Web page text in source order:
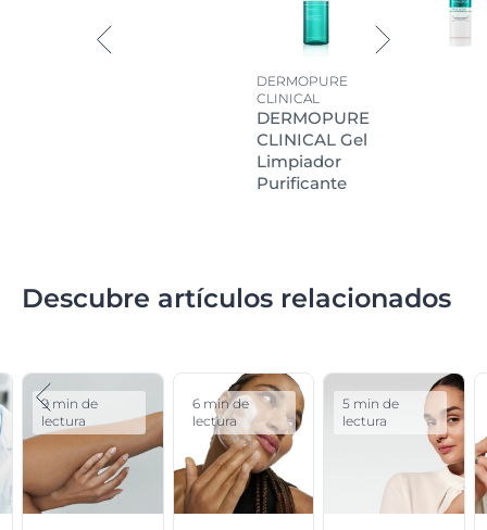
DERMOPURE
CLINICAL
DERMOPURE
CLINICAL Gel
Limpiador
Purificante
Descubre artículos relacionados
9 min de
lectura
6 min de
lectura
5 min de
lectura